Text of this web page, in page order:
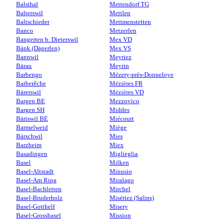
Balsthal
Balterswil
Baltschieder
Banco
Bangerten b. Dieterswil
Bänk (Dägerlen)
Bannwil
Bärau
Barbengo
Barberêche
Bäretswil
Bargen BE
Bargen SH
Bäriswil BE
Barmelweid
Bärschwil
Barzheim
Basadingen
Basel
Basel-Altstadt
Basel-Am Ring
Basel-Bachletten
Basel-Bruderholz
Basel-Gotthelf
Basel-Grossbasel
Mettendorf TG
Mettlen
Mettmenstetten
Metzerlen
Mex VD
Mex VS
Meyriez
Meyrin
Mézery-près-Donneloye
Mézières FR
Mézières VD
Mezzovico
Middes
Miécourt
Miège
Mies
Miex
Miglieglia
Milken
Minusio
Miralago
Mirchel
Misériez (Salins)
Misery
Mission